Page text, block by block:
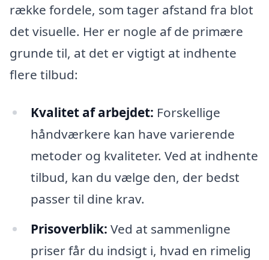
række fordele, som tager afstand fra blot
det visuelle. Her er nogle af de primære
grunde til, at det er vigtigt at indhente
flere tilbud:
Kvalitet af arbejdet: Forskellige
håndværkere kan have varierende
metoder og kvaliteter. Ved at indhente
tilbud, kan du vælge den, der bedst
passer til dine krav.
Prisoverblik: Ved at sammenligne
priser får du indsigt i, hvad en rimelig